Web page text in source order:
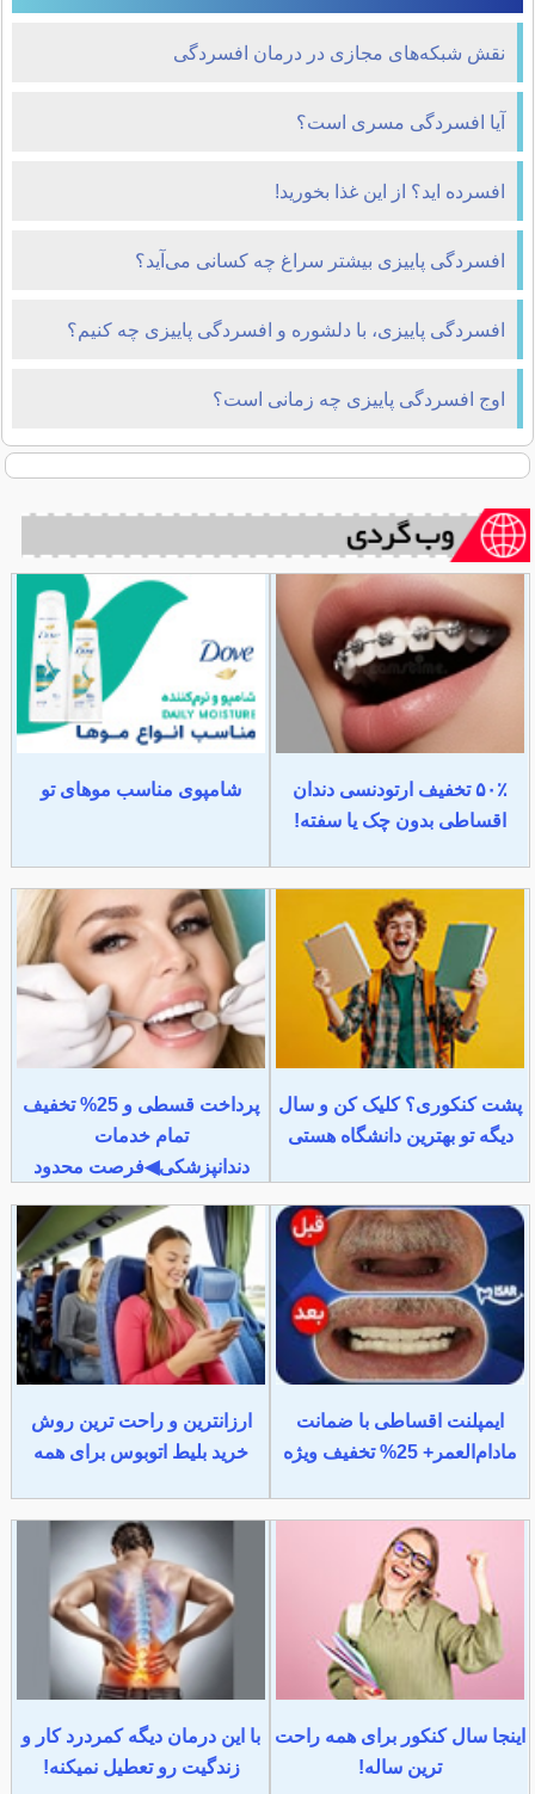
نقش شبکه‌های مجازی در درمان افسردگی
آیا افسردگی مسری است؟
افسرده اید؟ از این غذا بخورید!
افسردگی پاییزی بیشتر سراغ چه کسانی می‌آید؟
افسردگی پاییزی، با دلشوره و افسردگی پاییزی چه کنیم؟
اوج افسردگی پاییزی چه زمانی است؟
۵۰٪ تخفیف ارتودنسی دندان
اقساطی بدون چک یا سفته!
شامپوی مناسب موهای تو
پشت کنکوری؟ کلیک کن و سال
دیگه تو بهترین دانشگاه هستی
پرداخت قسطی و 25% تخفیف
تمام خدمات
دندانپزشکی◀فرصت محدود
ایمپلنت اقساطی با ضمانت
مادام‌العمر+ 25% تخفیف ویژه
ارزانترین و راحت ترین روش
خرید بلیط اتوبوس برای همه
اینجا سال کنکور برای همه راحت
ترین ساله!
با این درمان دیگه کمردرد کار و
زندگیت رو تعطیل نمیکنه!